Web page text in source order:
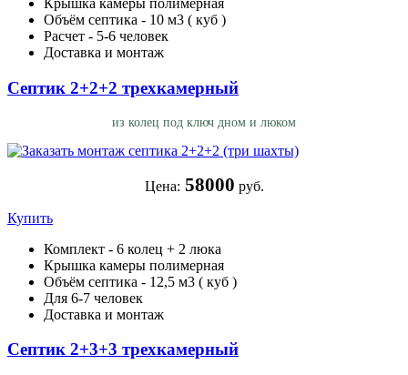
Крышка камеры полимерная
Объём септика - 10 м3 ( куб )
Расчет - 5-6 человек
Доставка и монтаж
Септик 2+2+2 трехкамерный
из колец под ключ дном и люком
Цена: 58000 руб.
Купить
Комплект - 6 колец + 2 люка
Крышка камеры полимерная
Объём септика - 12,5 м3 ( куб )
Для 6-7 человек
Доставка и монтаж
Септик 2+3+3 трехкамерный